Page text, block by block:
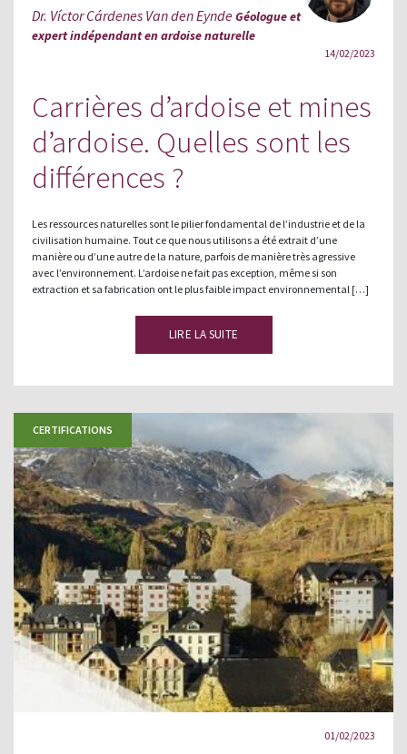
Dr. Víctor Cárdenes Van den EyndeGéologue et
expert indépendant en ardoise naturelle
14/02/2023
Carrières d’ardoise et mines
d’ardoise. Quelles sont les
différences ?
Les ressources naturelles sont le pilier fondamental de l’industrie et de la
civilisation humaine. Tout ce que nous utilisons a été extrait d’une
manière ou d’une autre de la nature, parfois de manière très agressive
avec l’environnement. L’ardoise ne fait pas exception, même si son
extraction et sa fabrication ont le plus faible impact environnemental […]
LIRE LA SUITE
CERTIFICATIONS
01/02/2023